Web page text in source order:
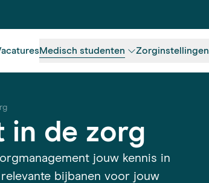
Medisch studenten Zorginstellingen
in de zorg
jouw kennis in
bijbanen voor jouw